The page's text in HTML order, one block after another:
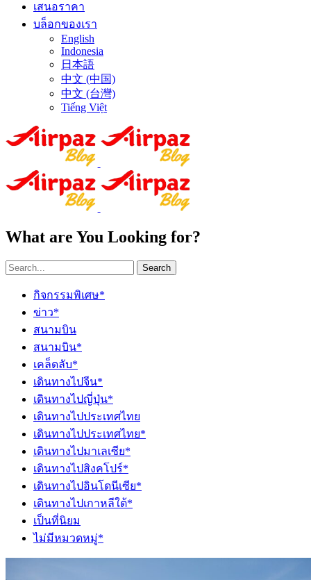
เสนอราคา
บล็อกของเรา
English
Indonesia
日本語
中文 (中国)
中文 (台灣)
Tiếng Việt
What are You Looking for?
Search
กิจกรรมพิเศษ*
ข่าว*
สนามบิน
สนามบิน*
เคล็ดลับ*
เดินทางไปจีน*
เดินทางไปญี่ปุ่น*
เดินทางไปประเทศไทย
เดินทางไปประเทศไทย*
เดินทางไปมาเลเซีย*
เดินทางไปสิงคโปร์*
เดินทางไปอินโดนีเซีย*
เดินทางไปเกาหลีใต้*
เป็นที่นิยม
ไม่มีหมวดหมู่*